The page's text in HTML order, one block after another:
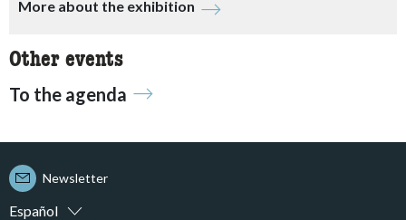
More about the exhibition
Other events
To the agenda
Español
Newsletter